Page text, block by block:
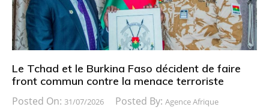
Le Tchad et le Burkina Faso décident de faire
front commun contre la menace terroriste
Posted On: 31/07/2026 Posted By: Agence Afrique